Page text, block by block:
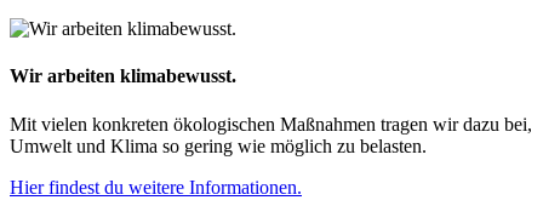
Wir arbeiten klimabewusst.
Mit vielen konkreten ökologischen Maßnahmen tragen wir dazu bei,
Umwelt und Klima so gering wie möglich zu belasten.
Hier findest du weitere Informationen.